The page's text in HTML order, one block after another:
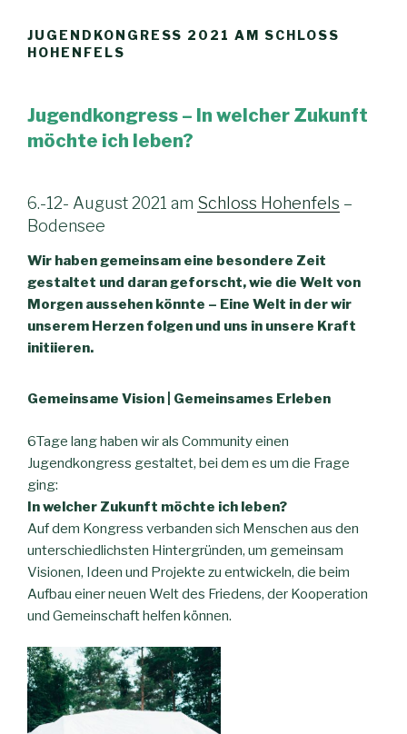
JUGENDKONGRESS 2021 AM SCHLOSS
HOHENFELS
Jugendkongress – In welcher Zukunft
möchte ich leben?
6.-12- August 2021 am Schloss Hohenfels –
Bodensee
Wir haben gemeinsam eine besondere Zeit
gestaltet und daran geforscht, wie die Welt von
Morgen aussehen könnte – Eine Welt in der wir
unserem Herzen folgen und uns in unsere Kraft
initiieren.
Gemeinsame Vision | Gemeinsames Erleben
6Tage lang haben wir als Community einen
Jugendkongress gestaltet, bei dem es um die Frage
ging:
In welcher Zukunft möchte ich leben?
Auf dem Kongress verbanden sich Menschen aus den
unterschiedlichsten Hintergründen, um gemeinsam
Visionen, Ideen und Projekte zu entwickeln, die beim
Aufbau einer neuen Welt des Friedens, der Kooperation
und Gemeinschaft helfen können.